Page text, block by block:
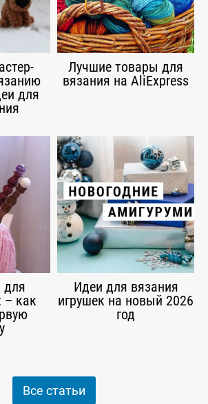
для
Лучшие товары для
вязания на AliExpress
для
– как
Идеи для вязания
игрушек на новый 2026
год
Все статьи